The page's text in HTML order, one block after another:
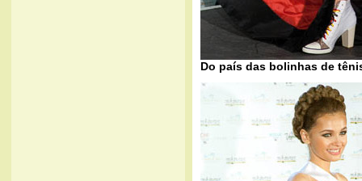
Do país das bolinhas de